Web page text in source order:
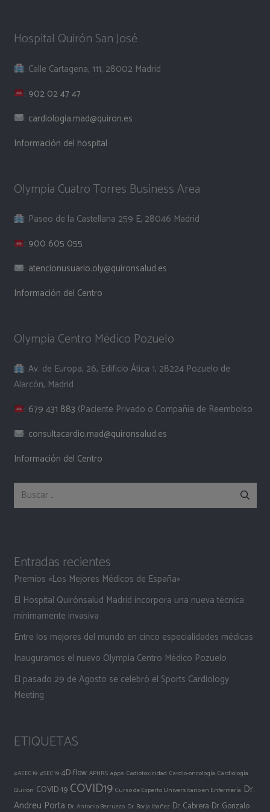
Hospital Quirón San José
: Calle Cartagena, 111, 28002 Madrid
: 902 02 47 47
: cardiologia.mad@quiron.es
Información del hospital
Olympia Cuatro Torres Business Area
: Paseo de la Castellana 259 E, 28046 Madrid
: 900 605 055
: atencionusuario.oly@quironsalud.es
Información del Centro
Olympia Centro Médico Pozuelo
: Av. de Europa, 26, Edificio Ática 1, 28224 Pozuelo de
Alarcón, Madrid
: 679 431 883 (Paciente Privado o Compañía de Reembolso
: consultacardio.mad@quironsalud.es
Información del Centro
Buscar:
Entradas recientes
Premios «Los Mejores Médicos de España»
El Hospital Quirónsalud Madrid incorpora una nueva técnica
mínimamente invasiva
Entre los mejores del mundo en cinco especialidades médicas
Inauguramos el nuevo Olympia Centro Médico Pozuelo
El pasado 29 de Agosto se celebró el Sports Cardiology
Meeting
ETIQUETAS
#AEEC19 #SEC19 4D-flow APHRS apps Cadiotoxicidad Cardio-oncología Cardiología
Quiron COVID-19 COVID19 Curso de Experto Universitario en Enfermería Dr.
Andreu Porta Dr. Antonio Berruezo Dr. Borja Ibañez Dr. Cabrera Dr. Gonzalo